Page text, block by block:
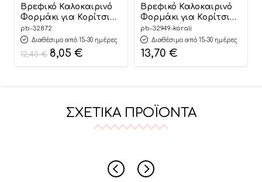
Βρεφικό Καλοκαιρινό
Φορμάκι για Κορίτσι
Lovely Γκρι-Κόκκινο
Κοντό Μανίκι, Ψιλή
Πλέξη Υφάσματος,
Βαμβακερό 100% –
pb-32872
Διαθέσιμο από 15-30 ημέρες
12,40€ 8,05 €
Βρεφικό Καλοκαιρινό
Φορμάκι για Κορίτσι
Ελεφαντάκι Κοραλί
Μακρύ Μανίκι, Ψιλή
Πλέξη, Βαμβακερό
100% – Pretty Baby
pb-32949-korali
Διαθέσιμο από 15-30 ημέρες
13,70 €
ΣΧΕΤΙΚΆ ΠΡΟΪΌΝΤΑ